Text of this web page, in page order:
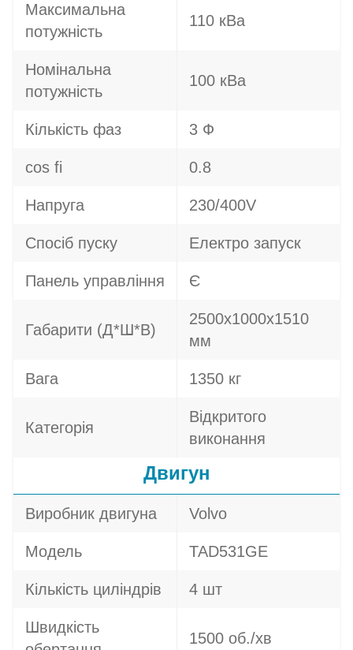
Максимальна
потужність
110 кВа
Номінальна
потужність
100 кВа
Кількість фаз 3 Ф
cos fi 0.8
Напруга 230/400V
Спосіб пуску Електро запуск
Панель управління Є
Габарити (Д*Ш*В)
2500х1000х1510
мм
Вага 1350 кг
Категорія
Відкритого
виконання
Двигун
Виробник двигуна Volvo
Модель TAD531GE
Кількість циліндрів 4 шт
Швидкість
1500 об./хв